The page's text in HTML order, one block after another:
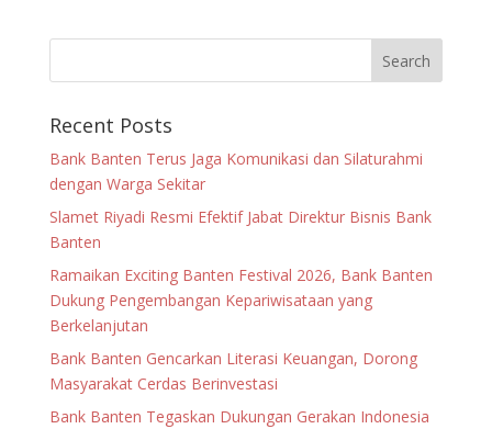
Recent Posts
Bank Banten Terus Jaga Komunikasi dan Silaturahmi
dengan Warga Sekitar
Slamet Riyadi Resmi Efektif Jabat Direktur Bisnis Bank
Banten
Ramaikan Exciting Banten Festival 2026, Bank Banten
Dukung Pengembangan Kepariwisataan yang
Berkelanjutan
Bank Banten Gencarkan Literasi Keuangan, Dorong
Masyarakat Cerdas Berinvestasi
Bank Banten Tegaskan Dukungan Gerakan Indonesia